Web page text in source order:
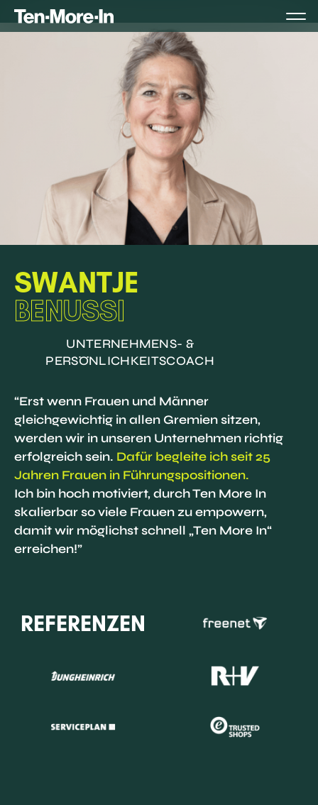
SWANTJE
BENUSSI
UNTERNEHMENS- &
PERSÖNLICHKEITSCOACH
“Erst wenn Frauen und Männer
gleichgewichtig in allen Gremien sitzen,
werden wir in unseren Unternehmen richtig
erfolgreich sein. Dafür begleite ich seit 25
Jahren Frauen in Führungspositionen.
Ich bin hoch motiviert, durch Ten More In
skalierbar so viele Frauen zu empowern,
damit wir möglichst schnell „Ten More In“
erreichen!”
REFERENZEN